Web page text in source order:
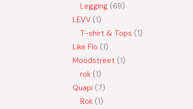
Legging 69
LEVV 1
T-shirt & Tops 1
Like Flo 1
Moodstreet 1
rok 1
Quapi 7
Rok 1